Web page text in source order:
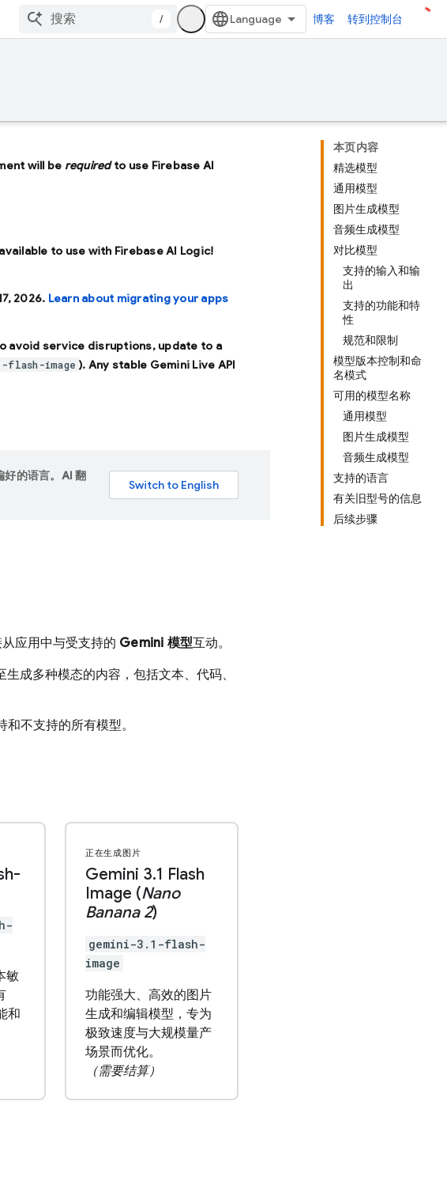
/ 博客 转到控制台
本页内容
精选模型
通用模型
图片生成模型
音频生成模型
对比模型
支持的输入和输
出
支持的功能和特
性
规范和限制
模型版本控制和命
名模式
可用的模型名称
通用模型
图片生成模型
音频生成模型
支持的语言
有关旧型号的信息
后续步骤
will be requiredto use Firebase AI
to use with Firebase AI Logic!
2026. Learn about migrating your apps
avoid service disruptions, update to a
flash-image ). Any stable Gemini Live API
的语言。AI 翻
应用中与受支持的 Gemini 模型互动。
成多种模态的内容，包括文本、代码、
和不支持的所有模型。
敏
和
正在生成图片
Gemini 3.1 Flash
Image (Nano
Banana 2)
gemini-3.1-flash-
image
功能强大、高效的图片
生成和编辑模型，专为
极致速度与大规模量产
场景而优化。
（需要结算）